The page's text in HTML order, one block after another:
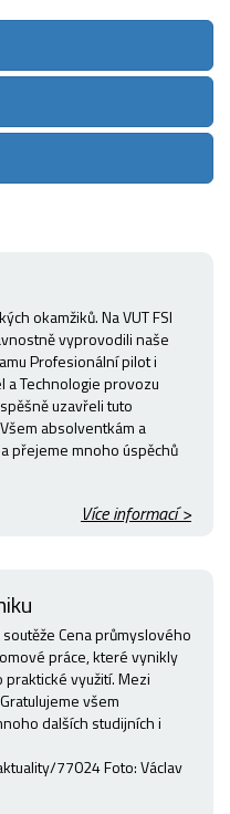
okamžiků. Na VUT FSI
vyprovodili naše
Profesionální pilot i
a Technologie provozu
uzavřeli tuto
absolventkám a
přejeme mnoho úspěchů
Více informací >
Cena průmyslového
práce, které vynikly
využití. Mezi
všem
dalších studijních i
77024 Foto: Václav